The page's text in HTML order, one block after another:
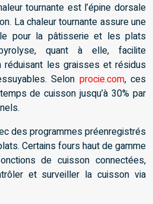
tournante est l’épine dorsale
La chaleur tournante assure une
pour la pâtisserie et les plats
quant à elle, facilite
réduisant les graisses et résidus
Selon procie.com, ces
de cuisson jusqu’à 30% par
des programmes préenregistrés
Certains fours haut de gamme
de cuisson connectées,
et surveiller la cuisson via